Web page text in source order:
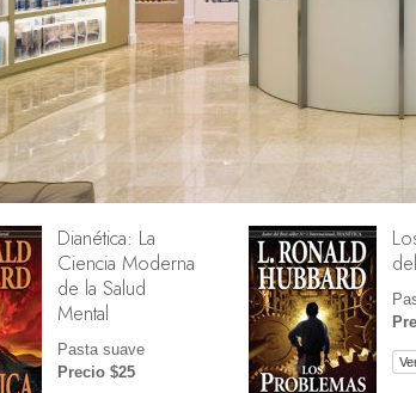
Dianética: La
Ciencia Moderna
de la Salud
Mental
Pasta suave
Precio $25